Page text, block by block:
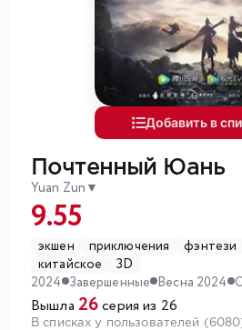
Добавить в
Почтенный Юань
Yuan Zun ▼
9.55
экшен приключения фэнтези
китайское
3D
2024 Завершенные Весна 2024
Вышла 26серия из 26
В списках у пользователей